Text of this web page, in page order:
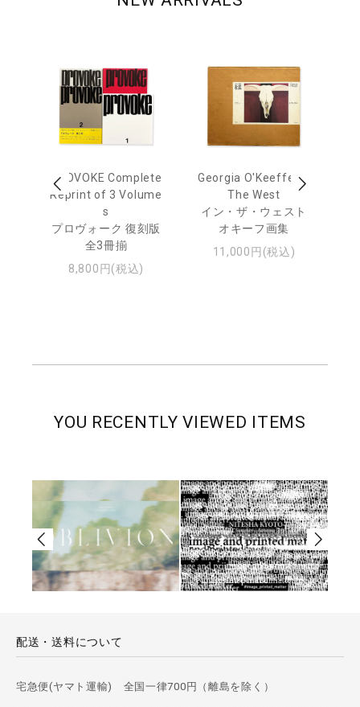
PROVOKE Complete
Reprint of 3 Volume
s
プロヴォーク 復刻版
全3冊揃
8,800円(税込)
Georgia O'Keeffe: In
The West
イン・ザ・ウェスト
オキーフ画集
11,000円(税込)
YOU RECENTLY VIEWED ITEMS
配送・送料について
宅急便(ヤマト運輸) 全国一律700円（離島を除く）